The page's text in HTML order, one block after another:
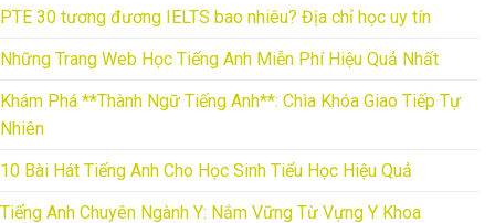
PTE 30 tương đương IELTS bao nhiêu? Địa chỉ học uy tín
Những Trang Web Học Tiếng Anh Miễn Phí Hiệu Quả Nhất
Khám Phá **Thành Ngữ Tiếng Anh**: Chìa Khóa Giao Tiếp Tự
Nhiên
10 Bài Hát Tiếng Anh Cho Học Sinh Tiểu Học Hiệu Quả
Tiếng Anh Chuyên Ngành Y: Nắm Vững Từ Vựng Y Khoa